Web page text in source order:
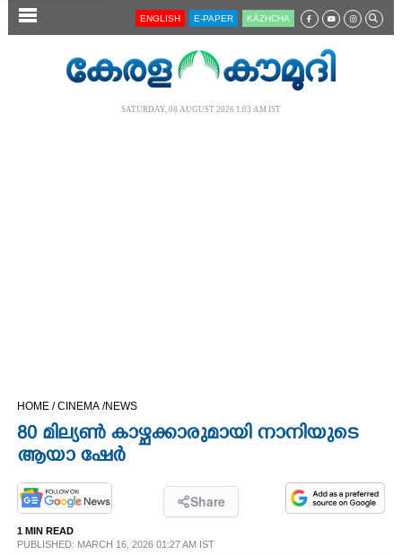
SECTIONS ENGLISH E-PAPER KĀZHCHA
SATURDAY, 08 AUGUST 2026 1.03 AM IST
HOME /CINEMA /NEWS
80 മില്യൺ കാഴ്ചക്കാരുമായി നാനിയുടെ
ആയാ ഷേർ
Share
1 MIN READ
PUBLISHED: MARCH 16, 2026 01:27 AM IST